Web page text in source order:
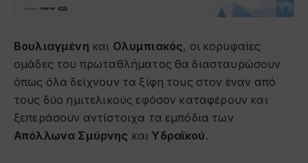
Βουλιαγμένη και Ολυμπιακός, οι κορυφαίες
ομάδες του πρωταθλήματος θα διασταυρώσουν
όπως όλα δείχνουν τα ξίφη τους στον έναν από
τους δύο ημιτελικούς εφόσον καταφέρουν και
ξεπεράσουν αντίστοιχα τα εμπόδια των
Απόλλωνα Σμύρνης και Υδραϊκού.